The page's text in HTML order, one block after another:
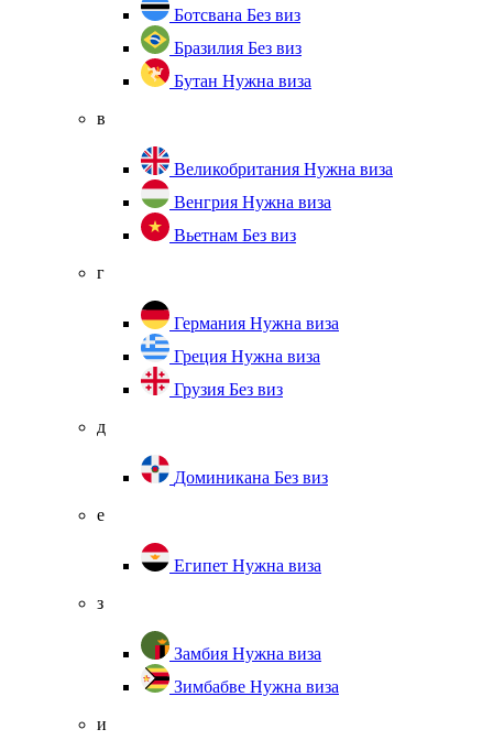
Ботсвана Без виз
Бразилия Без виз
Бутан Нужна виза
в
Великобритания Нужна виза
Венгрия Нужна виза
Вьетнам Без виз
г
Германия Нужна виза
Греция Нужна виза
Грузия Без виз
д
Доминикана Без виз
е
Египет Нужна виза
з
Замбия Нужна виза
Зимбабве Нужна виза
и